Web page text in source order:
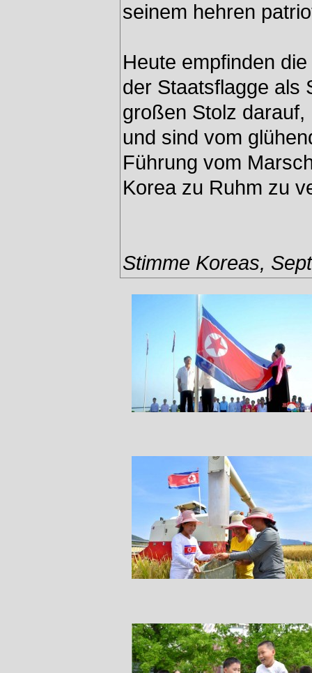
seinem hehren
Heute empfinden
der Staatsflagge als
großen Stolz
und sind vom
Führung vom
Korea zu Ruhm zu
Stimme Koreas,